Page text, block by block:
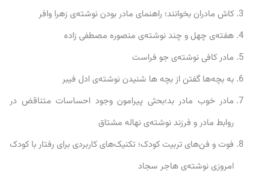
کاش مادران بخوانند؛ راهنمای مادر بودن نوشته‌ی زهرا وافر
هفته‌ی چهل و چند نوشته‌ی منصوره مصطفی زاده
مادر کافی نوشته‌ی جو فراست
به بچه‌ها گفتن از بچه ها شنیدن نوشته‌ی ادل فیبر
مادر خوب مادر بد؛بحثی پیرامون وجود احساسات متناقض در
روابط مادر و فرزند نوشته‌ی نهاله مشتاق
فوت و فن‌های تربیت کودک؛ تکنیک‌های کاربردی برای رفتار با کودک
امروزی نوشته‌ی هاجر سجاد